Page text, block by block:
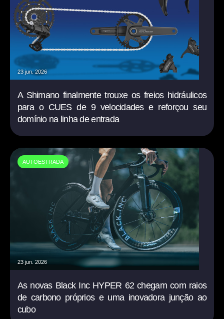
23 jun. 2026
A Shimano finalmente trouxe os freios hidráulicos
para o CUES de 9 velocidades e reforçou seu
domínio na linha de entrada
AUTOESTRADA
23 jun. 2026
As novas Black Inc HYPER 62 chegam com raios
de carbono próprios e uma inovadora junção ao
cubo